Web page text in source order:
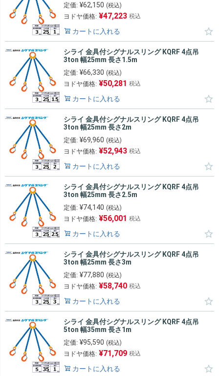
定価: ¥62,150 (税込)
ヨドヤ価格: ¥47,223 税込
カートに入れる
シライ 金具付シグナルスリング KQRF 4点吊
3ton 幅25mm 長さ1.5m
定価: ¥66,330 (税込)
ヨドヤ価格: ¥50,281 税込
カートに入れる
シライ 金具付シグナルスリング KQRF 4点吊
3ton 幅25mm 長さ2m
定価: ¥69,960 (税込)
ヨドヤ価格: ¥52,943 税込
カートに入れる
シライ 金具付シグナルスリング KQRF 4点吊
3ton 幅25mm 長さ2.5m
定価: ¥74,140 (税込)
ヨドヤ価格: ¥56,001 税込
カートに入れる
シライ 金具付シグナルスリング KQRF 4点吊
3ton 幅25mm 長さ3m
定価: ¥77,880 (税込)
ヨドヤ価格: ¥58,740 税込
カートに入れる
シライ 金具付シグナルスリング KQRF 4点吊
5ton 幅35mm 長さ1m
定価: ¥95,590 (税込)
ヨドヤ価格: ¥71,709 税込
カートに入れる